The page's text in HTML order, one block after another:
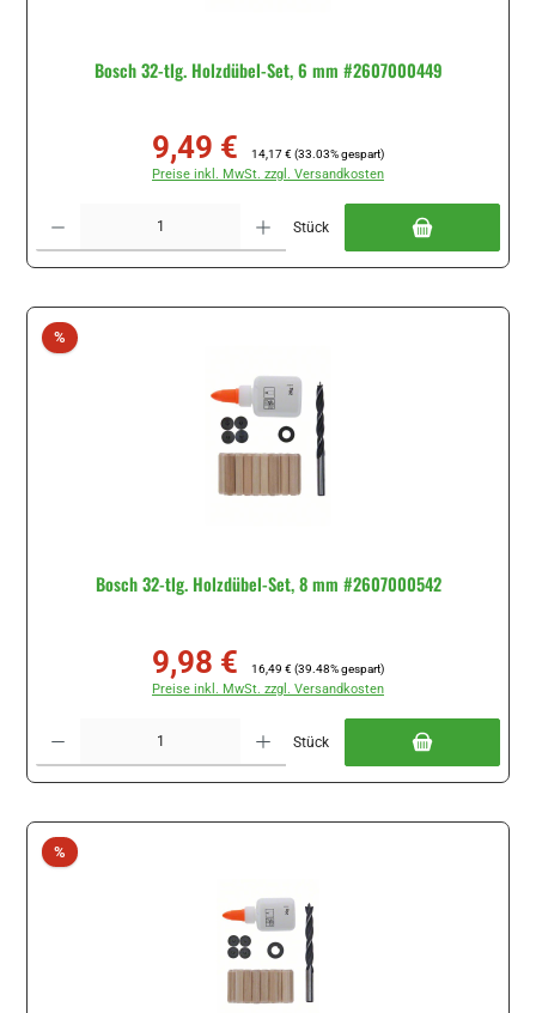
Bosch 32-tlg. Holzdübel-Set, 6 mm #2607000449
Verkaufspreis:
9,49 € 14,17 € (33.03% gespart)
Preise inkl. MwSt. zzgl. Versandkosten
Stück
%Rabatt
Bosch 32-tlg. Holzdübel-Set, 8 mm #2607000542
Verkaufspreis:
9,98 € 16,49 € (39.48% gespart)
Preise inkl. MwSt. zzgl. Versandkosten
Stück
%Rabatt